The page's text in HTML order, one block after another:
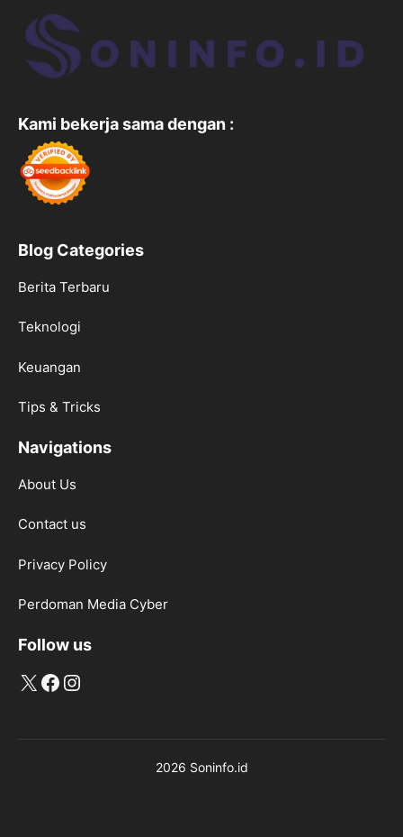
Kami bekerja sama dengan :
Blog Categories
Berita Terbaru
Teknologi
Keuangan
Tips & Tricks
Navigations
About Us
Contact us
Privacy Policy
Perdoman Media Cyber
Follow us
X Facebook
Instagram
2026 Soninfo.id